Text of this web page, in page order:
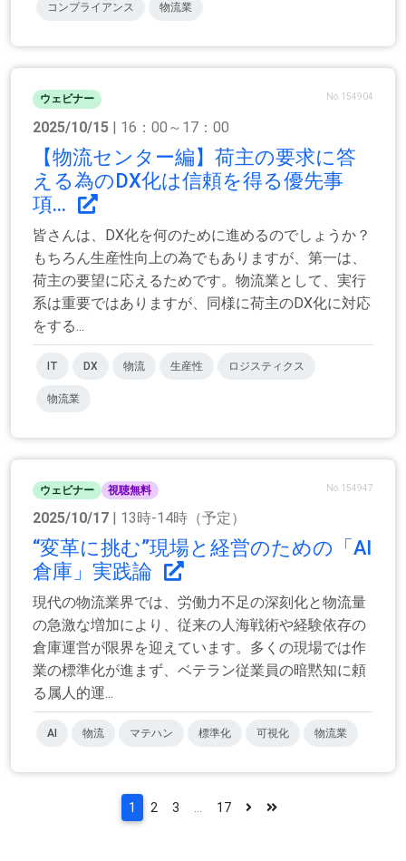
コンプライアンス 物流業
ウェビナー No.154904
2025/10/15 | 16：00～17：00
【物流センター編】荷主の要求に答
える為のDX化は信頼を得る優先事
項...
皆さんは、DX化を何のために進めるのでしょうか？
もちろん生産性向上の為でもありますが、第一は、
荷主の要望に応えるためです。物流業として、実行
系は重要ではありますが、同様に荷主のDX化に対応
をする...
IT DX 物流 生産性 ロジスティクス
物流業
ウェビナー 視聴無料 No.154947
2025/10/17 | 13時-14時（予定）
“変革に挑む”現場と経営のための「AI
倉庫」実践論
現代の物流業界では、労働力不足の深刻化と物流量
の急激な増加により、従来の人海戦術や経験依存の
倉庫運営が限界を迎えています。多くの現場では作
業の標準化が進まず、ベテラン従業員の暗黙知に頼
る属人的運...
AI 物流 マテハン 標準化 可視化 物流業
1 2 3 17